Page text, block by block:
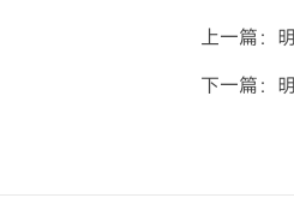
上一篇：
下一篇：